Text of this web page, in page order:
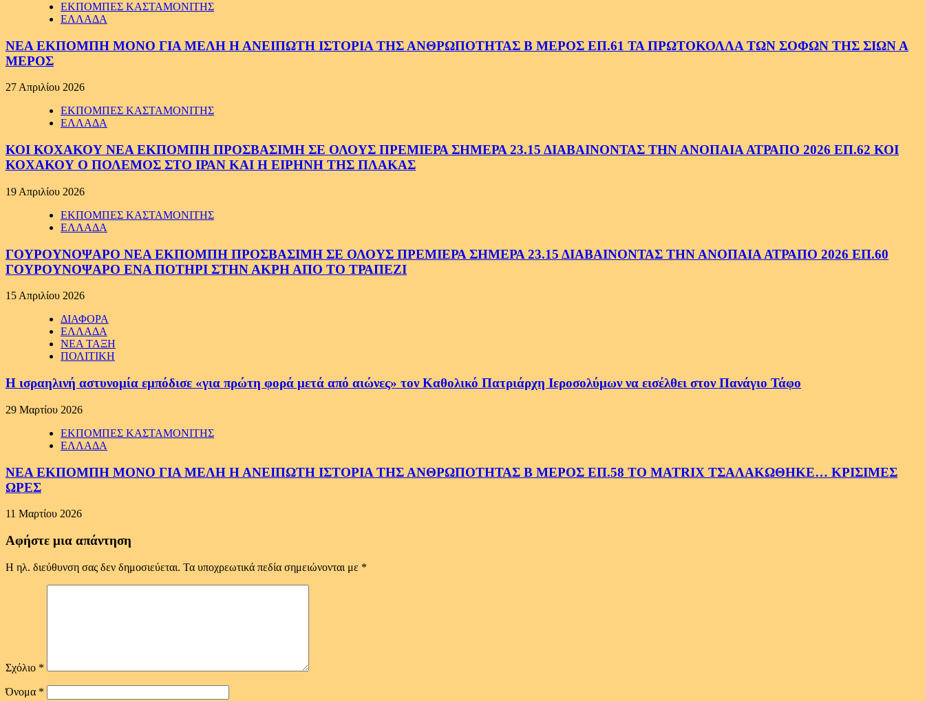
ΕΚΠΟΜΠΕΣ ΚΑΣΤΑΜΟΝΙΤΗΣ
ΕΛΛΑΔΑ
ΝΕΑ ΕΚΠΟΜΠΗ ΜΟΝΟ ΓΙΑ ΜΕΛΗ Η ΑΝΕΙΠΩΤΗ ΙΣΤΟΡΙΑ ΤΗΣ ΑΝΘΡΩΠΟΤΗΤΑΣ Β ΜΕΡΟΣ ΕΠ.61 ΤΑ ΠΡΩΤΟΚΟΛΛΑ ΤΩΝ ΣΟΦΩΝ ΤΗΣ ΣΙΩΝ Α
ΜΕΡΟΣ
27 Απριλίου 2026
ΕΚΠΟΜΠΕΣ ΚΑΣΤΑΜΟΝΙΤΗΣ
ΕΛΛΑΔΑ
ΚΟΙ ΚΟΧΑΚΟΥ ΝΕΑ ΕΚΠΟΜΠΗ ΠΡΟΣΒΑΣΙΜΗ ΣΕ ΟΛΟΥΣ ΠΡΕΜΙΕΡΑ ΣΗΜΕΡΑ 23.15 ΔΙΑΒΑΙΝΟΝΤΑΣ ΤΗΝ ΑΝΟΠΑΙΑ ΑΤΡΑΠΟ 2026 ΕΠ.62 ΚΟΙ
ΚΟΧΑΚΟΥ Ο ΠΟΛΕΜΟΣ ΣΤΟ ΙΡΑΝ ΚΑΙ Η ΕΙΡΗΝΗ ΤΗΣ ΠΛΑΚΑΣ
19 Απριλίου 2026
ΕΚΠΟΜΠΕΣ ΚΑΣΤΑΜΟΝΙΤΗΣ
ΕΛΛΑΔΑ
ΓΟΥΡΟΥΝΟΨΑΡΟ ΝΕΑ ΕΚΠΟΜΠΗ ΠΡΟΣΒΑΣΙΜΗ ΣΕ ΟΛΟΥΣ ΠΡΕΜΙΕΡΑ ΣΗΜΕΡΑ 23.15 ΔΙΑΒΑΙΝΟΝΤΑΣ ΤΗΝ ΑΝΟΠΑΙΑ ΑΤΡΑΠΟ 2026 ΕΠ.60
ΓΟΥΡΟΥΝΟΨΑΡΟ ΕΝΑ ΠΟΤΗΡΙ ΣΤΗΝ ΑΚΡΗ ΑΠΟ ΤΟ ΤΡΑΠΕΖΙ
15 Απριλίου 2026
ΔΙΑΦΟΡΑ
ΕΛΛΑΔΑ
ΝΕΑ ΤΑΞΗ
ΠΟΛΙΤΙΚΗ
Η ισραηλινή αστυνομία εμπόδισε «για πρώτη φορά μετά από αιώνες» τον Καθολικό Πατριάρχη Ιεροσολύμων να εισέλθει στον Πανάγιο Τάφο
29 Μαρτίου 2026
ΕΚΠΟΜΠΕΣ ΚΑΣΤΑΜΟΝΙΤΗΣ
ΕΛΛΑΔΑ
ΝΕΑ ΕΚΠΟΜΠΗ ΜΟΝΟ ΓΙΑ ΜΕΛΗ Η ΑΝΕΙΠΩΤΗ ΙΣΤΟΡΙΑ ΤΗΣ ΑΝΘΡΩΠΟΤΗΤΑΣ Β ΜΕΡΟΣ ΕΠ.58 ΤΟ MATRIX ΤΣΑΛΑΚΩΘΗΚΕ… ΚΡΙΣΙΜΕΣ
ΩΡΕΣ
11 Μαρτίου 2026
Αφήστε μια απάντηση
Η ηλ. διεύθυνση σας δεν δημοσιεύεται. Τα υποχρεωτικά πεδία σημειώνονται με *
Σχόλιο *
Όνομα *